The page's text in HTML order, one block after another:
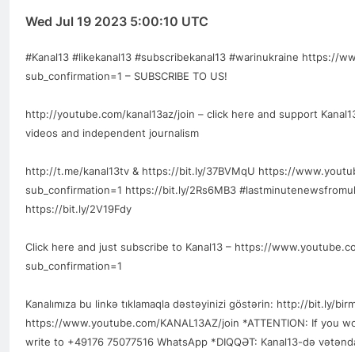
Wed Jul 19 2023 5:00:10 UTC
#Kanal13​ #likekanal13​ #subscribekanal13 #warinukraine https://
sub_confirmation=1 – SUBSCRIBE TO US!
http://youtube.com/kanal13az/join – click here and support
videos and independent journalism
http://t.me/kanal13tv & https://bit.ly/37BVMqU https://
sub_confirmation=1 https://bit.ly/2Rs6MB3
https://bit.ly/2V19Fdy
Click here and just subscribe to Kanal13 – https://
sub_confirmation=1
Kanalımıza bu linkə tıklamaqla dəstəyinizi göstərin: http://bit.ly/
https://www.youtube.com/KANAL13AZ/join *ATTENTION: If you
write to +49176 75077516 WhatsApp *DIQQƏT: Kanal13-də